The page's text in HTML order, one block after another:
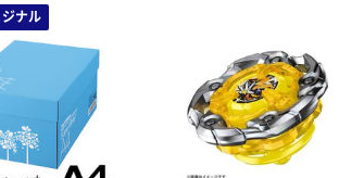
ジナル
クル限定】
ーストレイ
ニトリルグ
ブ ホワイ
粉なし（パ
ーフリー）
（税込）